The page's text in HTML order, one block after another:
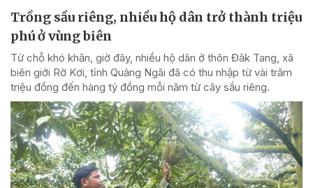
Trồng sầu riêng, nhiều hộ dân trở thành triệu
phú ở vùng biên
Từ chỗ khó khăn, giờ đây, nhiều hộ dân ở thôn Đăk Tang, xã
biên giới Rờ Kơi, tỉnh Quảng Ngãi đã có thu nhập từ vài trăm
triệu đồng đến hàng tỷ đồng mỗi năm từ cây sầu riêng.